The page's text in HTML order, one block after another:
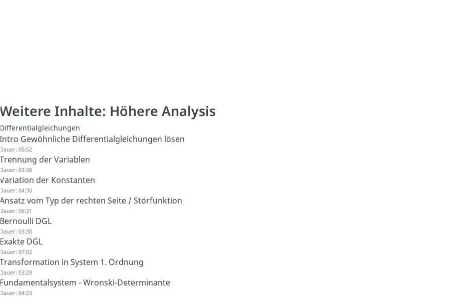
Weitere Inhalte: Höhere Analysis
Differentialgleichungen
Intro Gewöhnliche Differentialgleichungen lösen
Dauer: 00:52
Trennung der Variablen
Dauer: 03:38
Variation der Konstanten
Dauer: 04:30
Ansatz vom Typ der rechten Seite / Störfunktion
Dauer: 06:31
Bernoulli DGL
Dauer: 03:30
Exakte DGL
Dauer: 07:02
Transformation in System 1. Ordnung
Dauer: 03:29
Fundamentalsystem - Wronski-Determinante
Dauer: 04:23